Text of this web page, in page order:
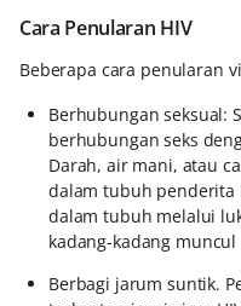
Cara Penularan HIV
Beberapa cara penularan
Berhubungan seksual:
berhubungan seks
Darah, air mani, atau
dalam tubuh penderita
dalam tubuh melalui
kadang-kadang
Berbagi jarum suntik.